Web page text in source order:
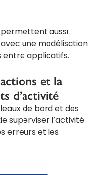
permettent aussi
une modélisation
entre applicatifs.
et la
d’activité
de bord et des
superviser l’activité
erreurs et les